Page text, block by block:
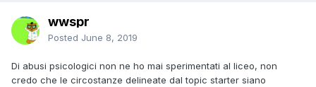
wwspr
Posted June 8, 2019
Di abusi psicologici non ne ho mai sperimentati al liceo, non
credo che le circostanze delineate dal topic starter siano